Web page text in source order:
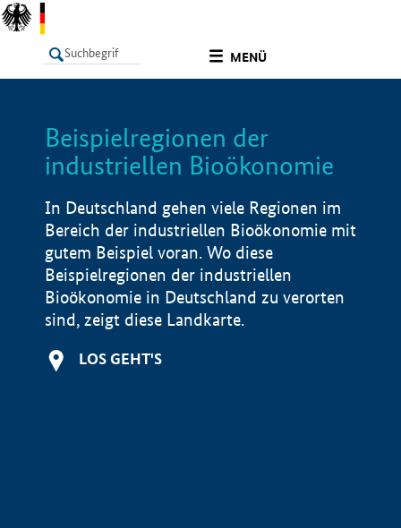
MENÜ
LISTE
Beispielregionen der
industriellen Bioökonomie
In Deutschland gehen viele Regionen im
Bereich der industriellen Bioökonomie mit
gutem Beispiel voran. Wo diese
Beispielregionen der industriellen
Bioökonomie in Deutschland zu verorten
sind, zeigt diese Landkarte.
LOS GEHT'S